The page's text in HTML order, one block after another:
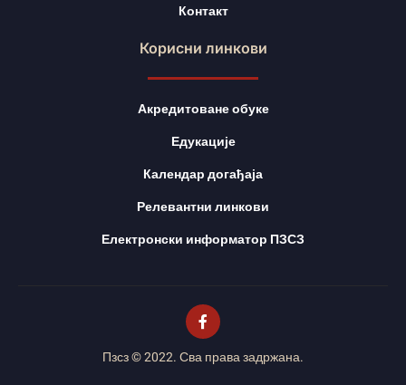
Контакт
Корисни линкови
Акредитоване обуке
Едукације
Календар догађаја
Релевантни линкови
Електронски информатор ПЗСЗ
Пзсз © 2022. Сва права задржана.